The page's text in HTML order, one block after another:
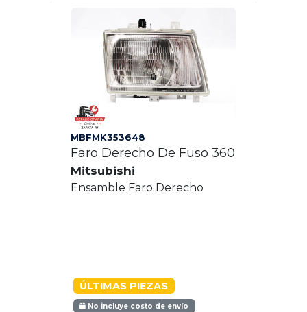
MBFMK353648
Faro Derecho De Fuso 360
Mitsubishi
Ensamble Faro Derecho
ÚLTIMAS PIEZAS
No incluye costo de envío